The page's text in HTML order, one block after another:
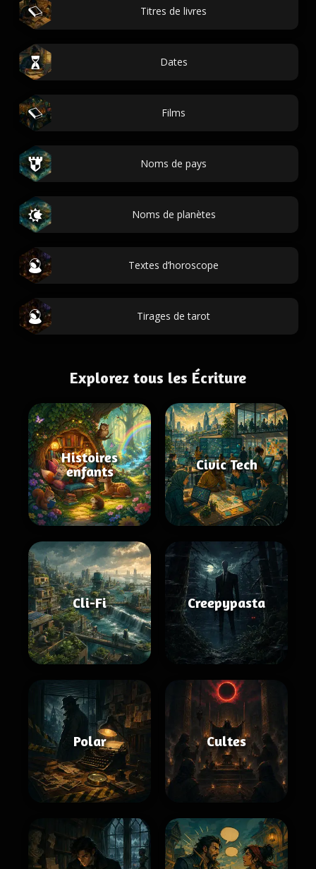
Titres de livres
Dates
Films
Noms de pays
Noms de planètes
Textes d’horoscope
Tirages de tarot
Explorez tous les Écriture
Histoires
enfants
Civic Tech
Cli-Fi Creepypasta
Polar Cultes